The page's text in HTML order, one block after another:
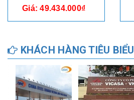
Giá: 49.434.000₫
KHÁCH HÀNG TIÊU BIỂU